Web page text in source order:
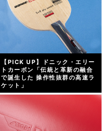
【PICK UP】ドニック・エリー
トカーボン「伝統と革新の融合
で誕生した 操作性抜群の高速ラ
ケット」
2022/04/18